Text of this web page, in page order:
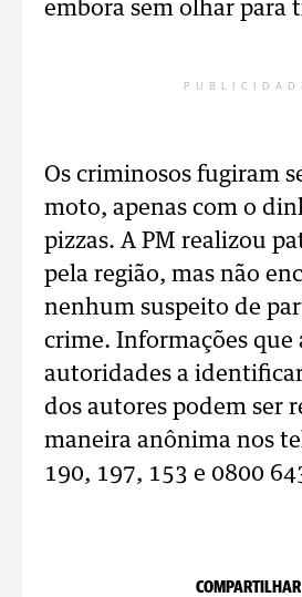
embora sem olhar para
Os criminosos fugiram
moto, apenas com o
pizzas. A PM realizou
pela região, mas não
nenhum suspeito de
crime. Informações que
autoridades a
dos autores podem ser
maneira anônima nos
190, 197, 153 e 0800
COMPARTILHAR